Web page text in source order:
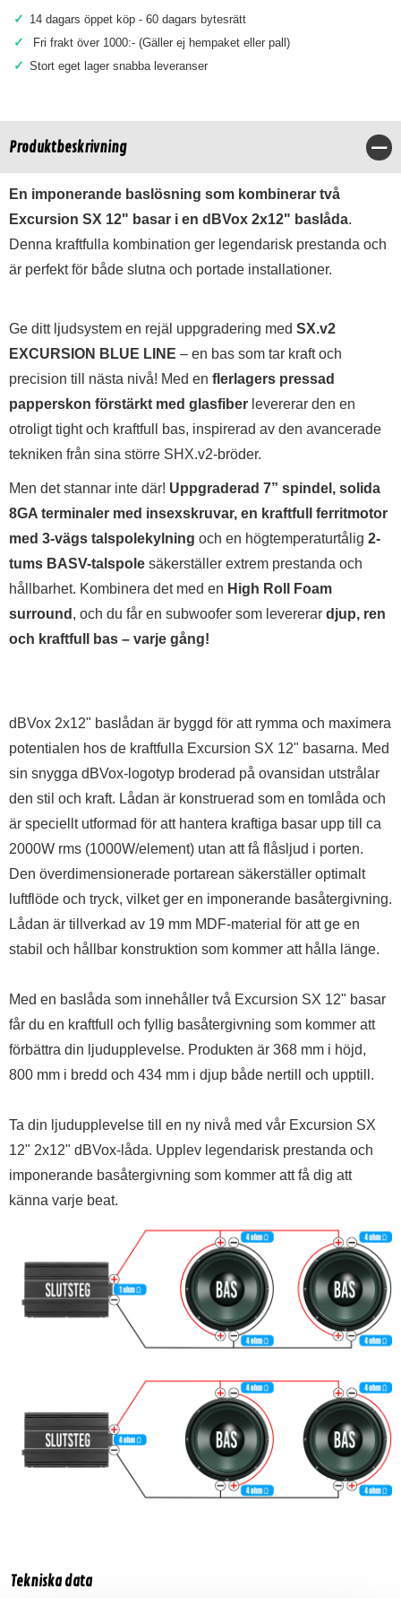
✓ 14 dagars öppet köp - 60 dagars bytesrätt
✓ Fri frakt över 1000:- (Gäller ej hempaket eller pall)
✓ Stort eget lager snabba leveranser
Produktbeskrivning
En imponerande baslösning som kombinerar två
Excursion SX 12" basar i en dBVox 2x12" baslåda.
Denna kraftfulla kombination ger legendarisk prestanda och
är perfekt för både slutna och portade installationer.
Ge ditt ljudsystem en rejäl uppgradering med SX.v2
EXCURSION BLUE LINE – en bas som tar kraft och
precision till nästa nivå! Med en flerlagers pressad
papperskon förstärkt med glasfiber levererar den en
otroligt tight och kraftfull bas, inspirerad av den avancerade
tekniken från sina större SHX.v2-bröder.
Men det stannar inte där! Uppgraderad 7” spindel, solida
8GA terminaler med insexskruvar, en kraftfull ferritmotor
med 3-vägs talspolekylning och en högtemperaturtålig 2-
tums BASV-talspole säkerställer extrem prestanda och
hållbarhet. Kombinera det med en High Roll Foam
surround , och du får en subwoofer som levererar djup, ren
och kraftfull bas – varje gång!
dBVox 2x12" baslådan är byggd för att rymma och maximera
potentialen hos de kraftfulla Excursion SX 12" basarna. Med
sin snygga dBVox-logotyp broderad på ovansidan utstrålar
den stil och kraft. Lådan är konstruerad som en tomlåda och
är speciellt utformad för att hantera kraftiga basar upp till ca
2000W rms (1000W/element) utan att få flåsljud i porten.
Den överdimensionerade portarean säkerställer optimalt
luftflöde och tryck, vilket ger en imponerande basåtergivning.
Lådan är tillverkad av 19 mm MDF-material för att ge en
stabil och hållbar konstruktion som kommer att hålla länge.
Med en baslåda som innehåller två Excursion SX 12" basar
får du en kraftfull och fyllig basåtergivning som kommer att
förbättra din ljudupplevelse. Produkten är 368 mm i höjd,
800 mm i bredd och 434 mm i djup både nertill och upptill.
Ta din ljudupplevelse till en ny nivå med vår Excursion SX
12" 2x12" dBVox-låda. Upplev legendarisk prestanda och
imponerande basåtergivning som kommer att få dig att
känna varje beat.
Tekniska data